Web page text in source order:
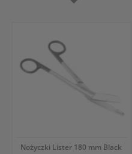
Nożyczki Lister 180 mm Black